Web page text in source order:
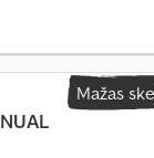
Mažas